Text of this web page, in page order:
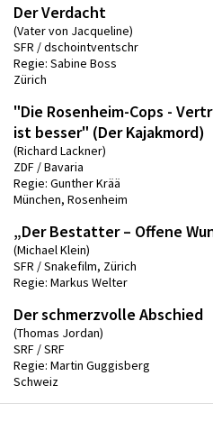
Der Verdacht
(Vater von Jacqueline)
SFR / dschointventschr
Regie: Sabine Boss
Zürich
"Die Rosenheim-Cops -
ist besser" (Der Kajakmord)
(Richard Lackner)
ZDF / Bavaria
Regie: Gunther Krää
München, Rosenheim
„Der Bestatter – Offene
(Michael Klein)
SFR / Snakefilm, Zürich
Regie: Markus Welter
Der schmerzvolle Abschied
(Thomas Jordan)
SRF / SRF
Regie: Martin Guggisberg
Schweiz